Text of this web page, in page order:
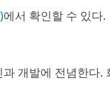
에서 확인할 수 있다.
개발에 전념한다.